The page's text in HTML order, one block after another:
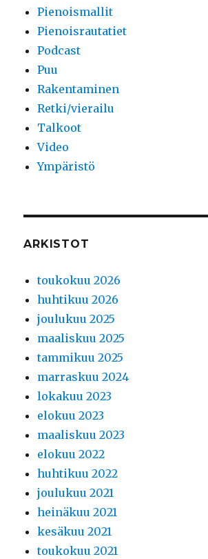
Pienoismallit
Pienoisrautatiet
Podcast
Puu
Rakentaminen
Retki/vierailu
Talkoot
Video
Ympäristö
ARKISTOT
toukokuu 2026
huhtikuu 2026
joulukuu 2025
maaliskuu 2025
tammikuu 2025
marraskuu 2024
lokakuu 2023
elokuu 2023
maaliskuu 2023
elokuu 2022
huhtikuu 2022
joulukuu 2021
heinäkuu 2021
kesäkuu 2021
toukokuu 2021